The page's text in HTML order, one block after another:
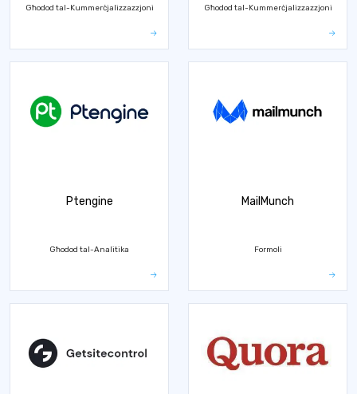
Għodod tal-Kummerċjalizzazzjoni Għodod tal-Kummerċjalizzazzjoni
Ptengine
Għodod tal-Analitika
MailMunch
Formoli